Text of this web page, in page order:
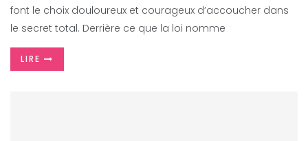
font le choix douloureux et courageux d’accoucher dans
le secret total. Derrière ce que la loi nomme
LIRE